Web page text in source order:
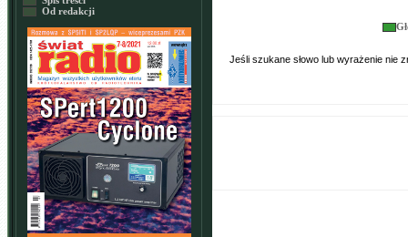
Od redakcji
Jeśli szukane słowo lub wyrażenie nie